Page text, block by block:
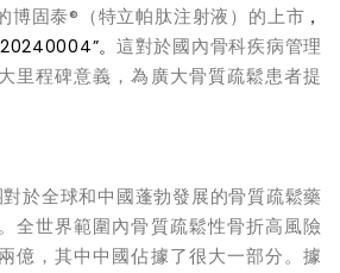
博固泰®（特立帕肽注射液）的上市 ，
。這對於國內骨科疾病管理
里程碑意義，為廣大骨質疏鬆患者提
於全球和中國蓬勃發展的骨質疏鬆藥
全世界範圍內骨質疏鬆性骨折高風險
億，其中中國佔據了很大一部分。據